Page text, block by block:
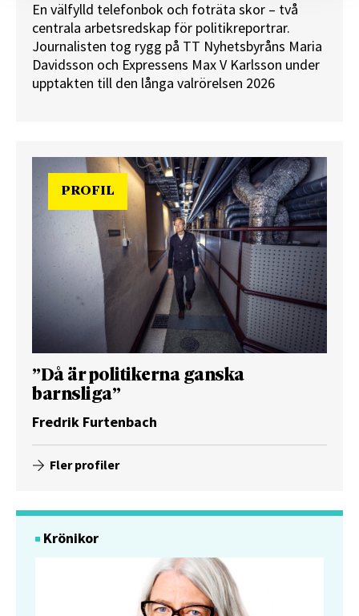
En välfylld telefonbok och foträta skor – två
centrala arbetsredskap för politikreportrar.
Journalisten tog rygg på TT Nyhetsbyråns Maria
Davidsson och Expressens Max V Karlsson under
upptakten till den långa valrörelsen 2026
PROFIL
”Då är politikerna ganska
barnsliga”
Fredrik Furtenbach
Fler profiler
Krönikor